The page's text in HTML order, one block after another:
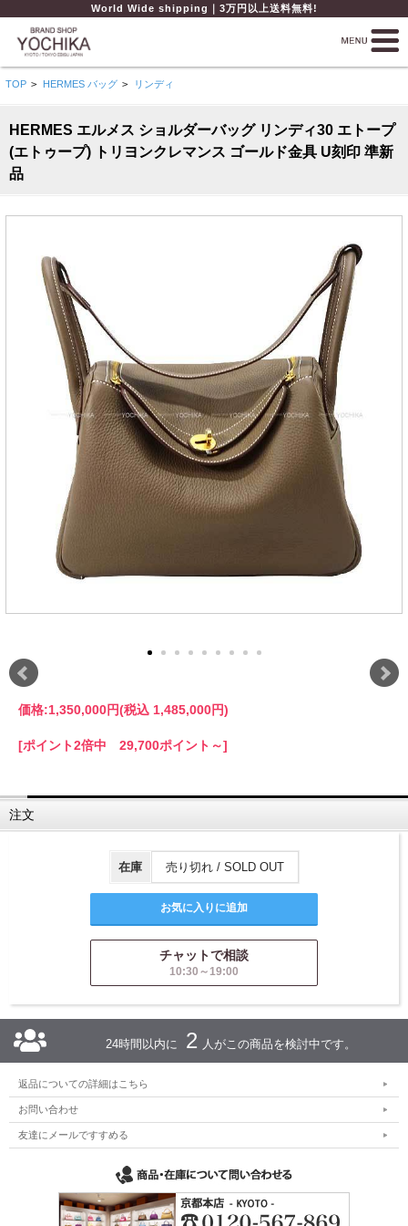
World Wide shipping｜3万円以上送料無料!
TOP > HERMES バッグ > リンディ
HERMES エルメス ショルダーバッグ リンディ30 エトープ
(エトゥープ) トリヨンクレマンス ゴールド金具 U刻印 準新
品
価格:1,350,000円(税込 1,485,000円)
[ポイント2倍中 29,700ポイント～]
注文
在庫 売り切れ / SOLD OUT
チャットで相談
10:30～19:00
24時間以内に 2 人がこの商品を検討中です。
返品についての詳細はこちら
お問い合わせ
友達にメールですすめる